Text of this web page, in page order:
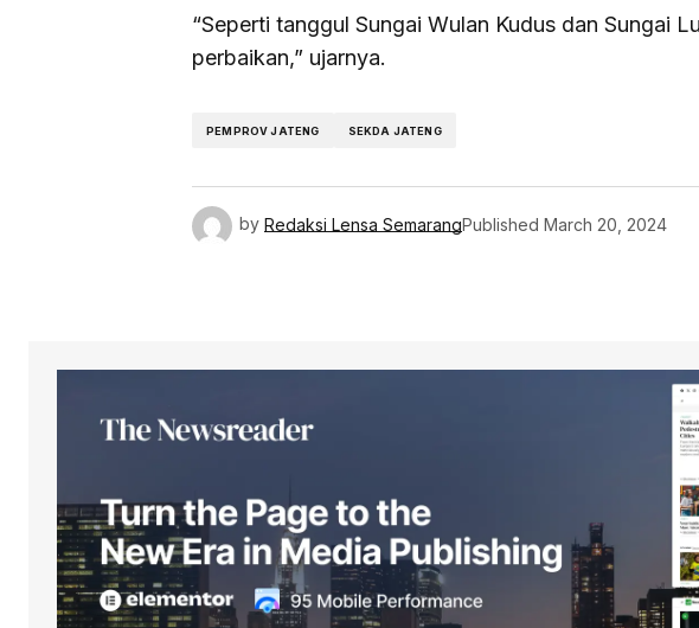
“Seperti tanggul Sungai Wulan Kudus dan Sungai
perbaikan,” ujarnya.
PEMPROV JATENG SEKDA JATENG
by Redaksi Lensa SemarangPublished March 20, 2024